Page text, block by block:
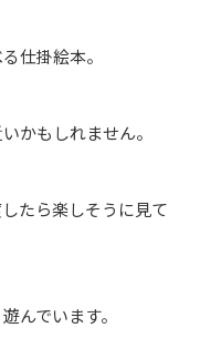
仕掛絵本。
かもしれません。
たら楽しそうに見て
んでいます。